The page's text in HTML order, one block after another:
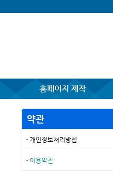
홈페이지 제작
약관
개인정보처리방침
이용약관